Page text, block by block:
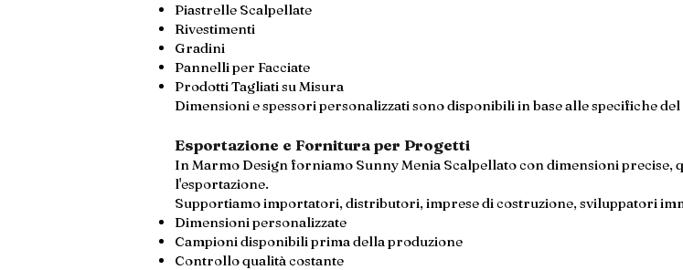
Piastrelle Scalpellate
Rivestimenti
Gradini
Pannelli per Facciate
Prodotti Tagliati su Misura
Dimensioni e spessori personalizzati sono disponibili in base alle specifiche
Esportazione e Fornitura per Progetti
In Marmo Design forniamo Sunny Menia Scalpellato con dimensioni precise,
l'esportazione.
Supportiamo importatori, distributori, imprese di costruzione, sviluppatori
Dimensioni personalizzate
Campioni disponibili prima della produzione
Controllo qualità costante